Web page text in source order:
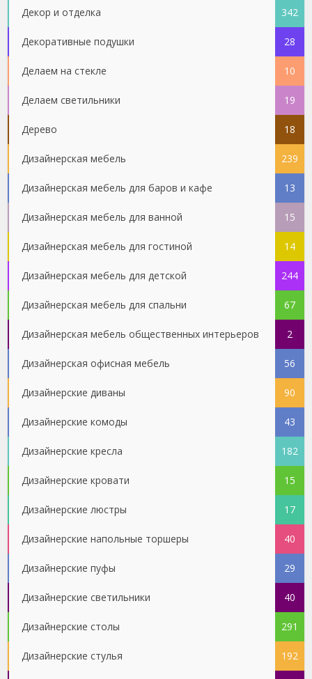
Декор и отделка 342
Декоративные подушки 28
Делаем на стекле 10
Делаем светильники 19
Дерево 18
Дизайнерская мебель 239
Дизайнерская мебель для баров и кафе 13
Дизайнерская мебель для ванной 15
Дизайнерская мебель для гостиной 14
Дизайнерская мебель для детской 244
Дизайнерская мебель для спальни 67
Дизайнерская мебель общественных интерьеров 2
Дизайнерская офисная мебель 56
Дизайнерские диваны 90
Дизайнерские комоды 43
Дизайнерские кресла 182
Дизайнерские кровати 15
Дизайнерские люстры 17
Дизайнерские напольные торшеры 40
Дизайнерские пуфы 29
Дизайнерские светильники 40
Дизайнерские столы 291
Дизайнерские стулья 192